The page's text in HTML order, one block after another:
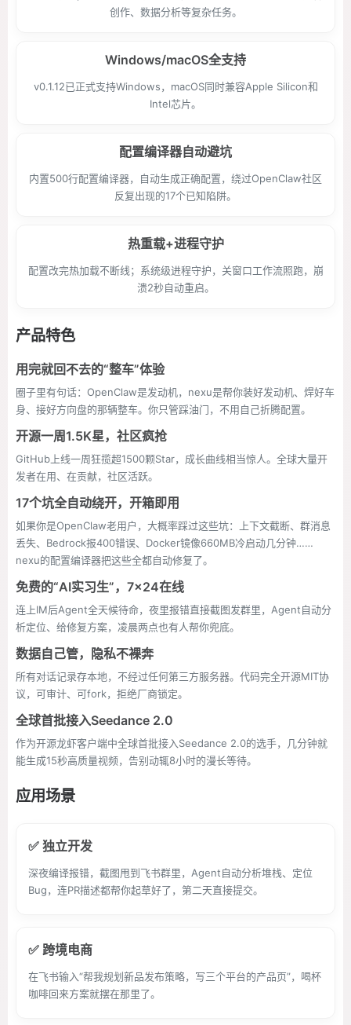
创作、数据分析等复杂任务。
Windows/macOS全支持
v0.1.12已正式支持Windows，macOS同时兼容Apple Silicon和
Intel芯片。
配置编译器自动避坑
内置500行配置编译器，自动生成正确配置，绕过OpenClaw社区
反复出现的17个已知陷阱。
热重载+进程守护
配置改完热加载不断线；系统级进程守护，关窗口工作流照跑，崩
溃2秒自动重启。
产品特色
用完就回不去的“整车”体验
圈子里有句话：OpenClaw是发动机，nexu是帮你装好发动机、焊好车
身、接好方向盘的那辆整车。你只管踩油门，不用自己折腾配置。
开源一周1.5K星，社区疯抢
GitHub上线一周狂揽超1500颗Star，成长曲线相当惊人。全球大量开
发者在用、在贡献，社区活跃。
17个坑全自动绕开，开箱即用
如果你是OpenClaw老用户，大概率踩过这些坑：上下文截断、群消息
丢失、Bedrock报400错误、Docker镜像660MB冷启动几分钟……
nexu的配置编译器把这些全都自动修复了。
免费的“AI实习生”，7×24在线
连上IM后Agent全天候待命，夜里报错直接截图发群里，Agent自动分
析定位、给修复方案，凌晨两点也有人帮你兜底。
数据自己管，隐私不裸奔
所有对话记录存本地，不经过任何第三方服务器。代码完全开源MIT协
议，可审计、可fork，拒绝厂商锁定。
全球首批接入Seedance 2.0
作为开源龙虾客户端中全球首批接入Seedance 2.0的选手，几分钟就
能生成15秒高质量视频，告别动辄8小时的漫长等待。
应用场景
✅ 独立开发
深夜编译报错，截图甩到飞书群里，Agent自动分析堆栈、定位
Bug，连PR描述都帮你起草好了，第二天直接提交。
✅ 跨境电商
在飞书输入“帮我规划新品发布策略，写三个平台的产品页”，喝杯
咖啡回来方案就摆在那里了。